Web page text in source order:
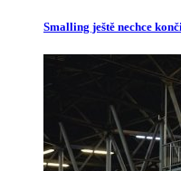
Smalling ještě nechce